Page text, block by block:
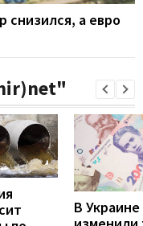
снизился, а евро
В Украине